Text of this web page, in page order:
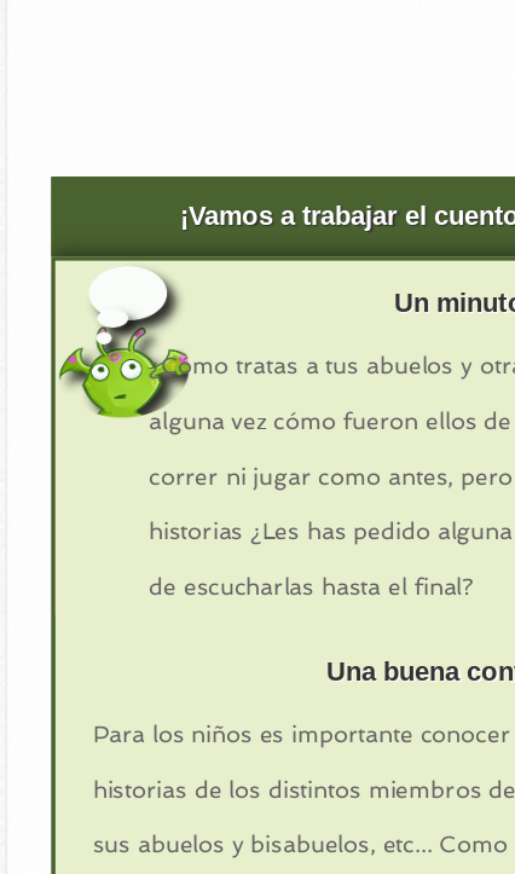
¡Vamos a trabajar el
Un
¿Cómo tratas a tus abuelos y
alguna vez cómo fueron ellos
correr ni jugar como antes,
historias ¿Les has pedido
de escucharlas hasta el final?
Una buena
Para los niños es importante
historias de los distintos miembros
sus abuelos y bisabuelos, etc...